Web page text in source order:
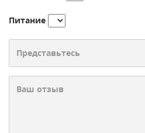
Питание